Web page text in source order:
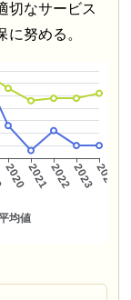
切なサービス
努める。